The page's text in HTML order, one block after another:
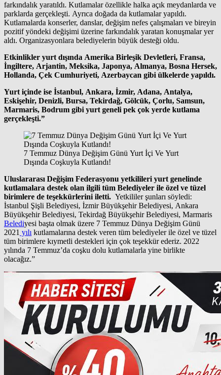
farkındalık yaratıldı. Kutlamalar özellikle halka açık meydanlarda ve
parklarda gerçekleşti. Ayrıca doğada da kutlamalar yapıldı.
Kutlamalarda konserler, danslar, değişim nefes çalışmaları ve bireyin
pozitif yöndeki değişimi üzerine farkındalık yaratan konuşmalar yer
aldı. Organizasyonlara belediyelerin büyük desteği oldu.
Etkinlikler yurt dışında Amerika Birleşik Devletleri, Fransa,
İngiltere, Arjantin, Meksika, Japonya, Almanya, Bosna Hersek,
Hollanda, Çek Cumhuriyeti, Azerbaycan gibi ülkelerde yapıldı.
Yurt içinde ise İstanbul, Ankara, İzmir, Adana, Antalya,
Eskişehir, Denizli, Bursa, Tekirdağ, Gölcük, Çorlu, Samsun,
Marmaris, Bodrum gibi yurt geneli pek çok yerde kutlama
gerçekleşti.”
7 Temmuz Dünya Değişim Günü Yurt İçi Ve Yurt
Dışında Coşkuyla Kutlandı!
Uluslararası Değişim Federasyonu yetkilileri yurt genelinde
kutlamalara destek olan ilgili tüm Belediyeler ile özel ve tüzel
birimlere de teşekkürlerini iletti. Yetkililer şunları söyledi:
İstanbul Şişli Belediyesi, İzmir Büyükşehir Belediyesi, Ankara
Büyükşehir Belediyesi, Tekirdağ Büyükşehir Belediyesi, Marmaris
Belediyesi başta olmak üzere 7 Temmuz Dünya Değişim Günü
2021 yılı kutlamalarına destek veren tüm belediyeler ile özel ve tüzel
tüm birimlere kıymetli destekleri için çok teşekkür ederiz. 2022
yılında 7 Temmuz’da coşku dolu kutlamalarla yine birlikte
olacağız.”